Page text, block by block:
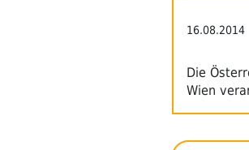
16.08.2014
Die
Wien